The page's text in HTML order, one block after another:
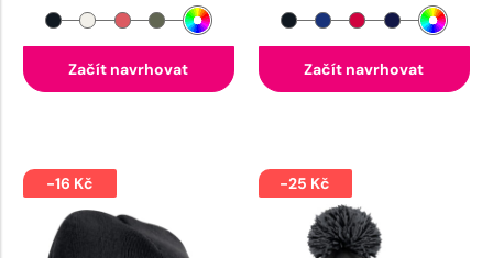
Začít navrhovat Začít navrhovat
-16 Kč -25 Kč